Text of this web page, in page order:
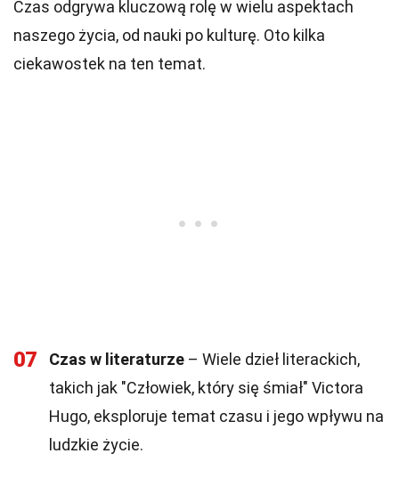
Czas odgrywa kluczową rolę w wielu aspektach
naszego życia, od nauki po kulturę. Oto kilka
ciekawostek na ten temat.
07 Czas w literaturze – Wiele dzieł literackich,
takich jak "Człowiek, który się śmiał" Victora
Hugo, eksploruje temat czasu i jego wpływu na
ludzkie życie.